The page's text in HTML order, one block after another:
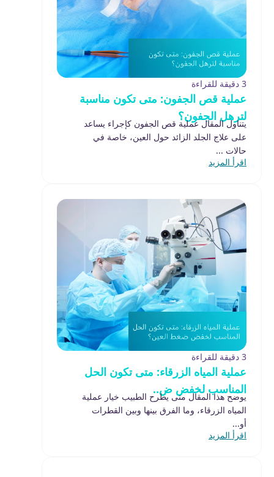
3 دقيقة للقراءة
عملية قص الجفون: متى تكون مناسبة
لترهل الجفون؟
يتناول المقال عملية قص الجفون كإجراء يساعد
على علاج الجلد الزائد حول العين، خاصة في
حالات ...
اقرأ المزيد
3 دقيقة للقراءة
عملية المياه الزرقاء: متى تكون الحل
المناسب لخفض ض..
يوضح هذا المقال متى يطرح الطبيب خيار عملية
المياه الزرقاء، وما الفرق بينها وبين القطرات
أو...
اقرأ المزيد